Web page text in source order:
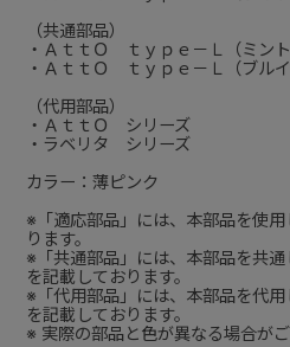
（共通部品）
・ＡｔｔＯ ｔｙｐｅ－Ｌ（ミント
・ＡｔｔＯ ｔｙｐｅ－Ｌ（ブルイ
（代用部品）
・ＡｔｔＯ シリーズ
・ラベリタ シリーズ
カラー：薄ピンク
※「適応部品」には、本部品を使
ります。
※「共通部品」には、本部品を共
を記載しております。
※「代用部品」には、本部品を代
を記載しております。
※ 実際の部品と色が異なる場合がご